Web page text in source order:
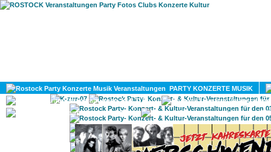
PARTY KONZERTE MUSIK
KULTUR
GAY